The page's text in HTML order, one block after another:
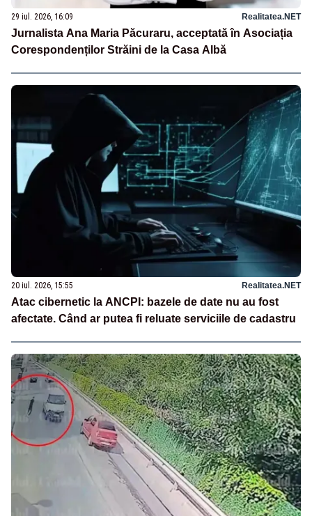
29 iul. 2026, 16:09 Realitatea.NET
Jurnalista Ana Maria Păcuraru, acceptată în Asociația
Corespondenților Străini de la Casa Albă
20 iul. 2026, 15:55 Realitatea.NET
Atac cibernetic la ANCPI: bazele de date nu au fost
afectate. Când ar putea fi reluate serviciile de cadastru